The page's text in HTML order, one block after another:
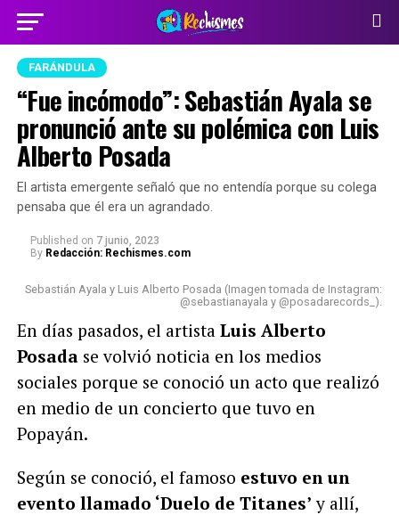
FARÁNDULA
“Fue incómodo”: Sebastián Ayala se
pronunció ante su polémica con Luis
Alberto Posada
El artista emergente señaló que no entendía porque su colega
pensaba que él era un agrandado.
Published on 7 junio, 2023
By Redacción: Rechismes.com
Sebastián Ayala y Luis Alberto Posada (Imagen tomada de Instagram:
@sebastianayala y @posadarecords_).
En días pasados, el artista Luis Alberto
Posadase volvió noticia en los medios
sociales porque se conoció un acto que realizó
en medio de un concierto que tuvo en
Popayán.
Según se conoció, el famoso estuvo en un
evento llamado ‘Duelo de Titanes’ y allí,